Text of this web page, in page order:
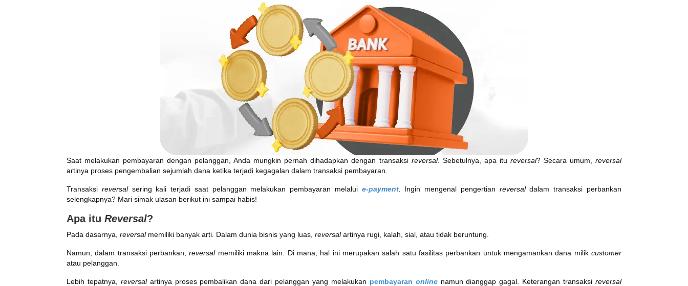
Saat melakukan pembayaran dengan pelanggan, Anda mungkin pernah dihadapkan dengan transaksi reversal. Sebetulnya, apa itu reversal? Secara umum,reversal
artinya proses pengembalian sejumlah dana ketika terjadi kegagalan dalam transaksi pembayaran.
Transaksi reversal sering kali terjadi saat pelanggan melakukan pembayaran melalui e-payment. Ingin mengenal pengertian reversaldalam transaksi perbankan
selengkapnya? Mari simak ulasan berikut ini sampai habis!
Apa itu Reversal?
Pada dasarnya, reversal memiliki banyak arti. Dalam dunia bisnis yang luas, reversalartinya rugi, kalah, sial, atau tidak beruntung.
Namun, dalam transaksi perbankan,reversal memiliki makna lain. Di mana, hal ini merupakan salah satu fasilitas perbankan untuk mengamankan dana milikcustomer
atau pelanggan.
Lebih tepatnya, reversal artinya proses pembalikan dana dari pelanggan yang melakukan pembayaran online namun dianggap gagal. Keterangan transaksireversal